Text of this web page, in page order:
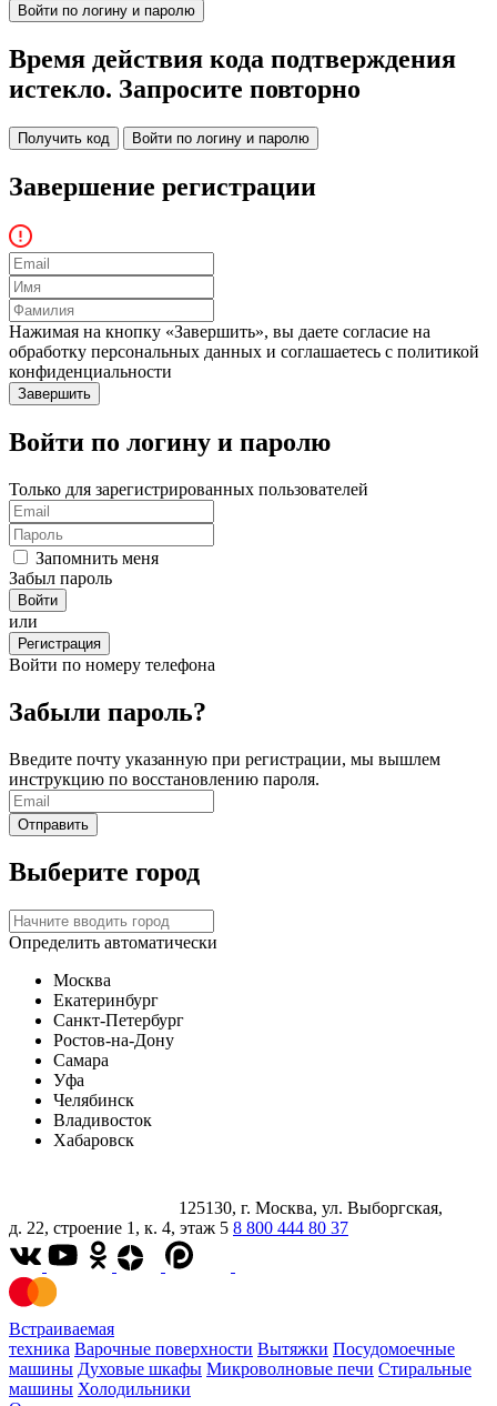
Войти по логину и паролю
Время действия кода подтверждения
истекло. Запросите повторно
Получить код Войти по логину и паролю
Завершение регистрации
Нажимая на кнопку «Завершить», вы даете согласие на
обработку персональных данных и соглашаетесь c политикой
конфиденциальности
Войти по логину и паролю
Только для зарегистрированных пользователей
Запомнить меня
Забыл пароль
или
Регистрация
Войти по номеру телефона
Забыли пароль?
Введите почту указанную при регистрации, мы вышлем
инструкцию по восстановлению пароля.
Выберите город
Определить автоматически
Москва
Екатеринбург
Санкт-Петербург
Ростов-на-Дону
Самара
Уфа
Челябинск
Владивосток
Хабаровск
125130, г. Москва, ул. Выборгская,
д. 22, строение 1, к. 4, этаж 5 8 800 444 80 37
Встраиваемая
техника Варочные поверхности Вытяжки Посудомоечные
машины Духовые шкафы Микроволновые печи Стиральные
машины Холодильники